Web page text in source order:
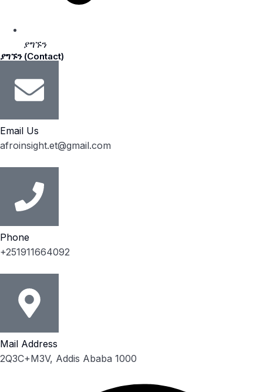
ያግኙን
ያግኙን (Contact)
Email Us
afroinsight.et@gmail.com
Phone
+251911664092
Mail Address
2Q3C+M3V, Addis Ababa 1000